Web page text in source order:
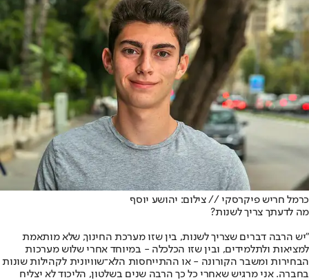
כרמל חריש פיקרסקי // צילום: יהושע יוסף
מה לדעתך צריך לשנות?
"יש הרבה דברים שצריך לשנות, בין שזו מערכת החינוך, שלא מותאמת
למציאות ולתלמידים, ובין שזו הכלכלה - במיוחד אחרי שלוש מערכות
הבחירות ומשבר הקורונה - או ההתייחסות הלא־שוויונית לקהילות שונות
בחברה. אני מרגיש שאחרי כל כך הרבה שנים בשלטון, הליכוד לא יצליח